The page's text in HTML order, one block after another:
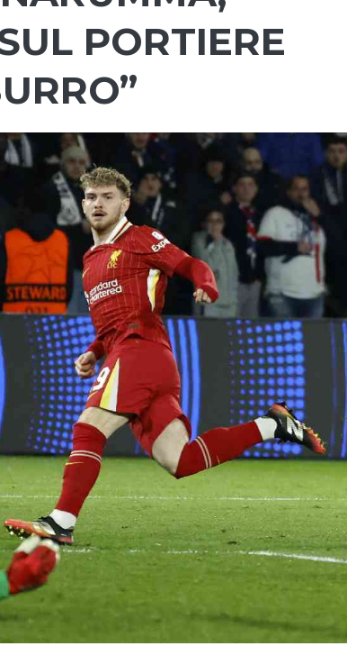
PORTIERE